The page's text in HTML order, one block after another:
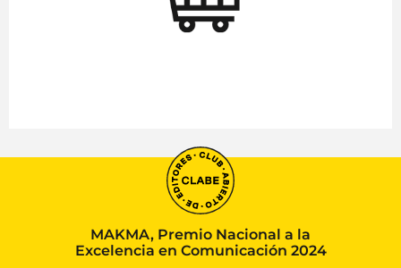
MAKMA, Premio Nacional a la
Excelencia en Comunicación 2024